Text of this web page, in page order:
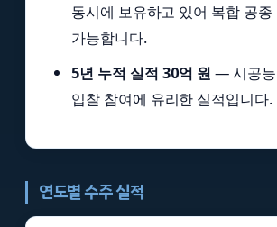
동시에 보유하고 있어 복합 공종
가능합니다.
5년 누적 실적 30억 원 — 시공
입찰 참여에 유리한 실적입니다.
연도별 수주 실적